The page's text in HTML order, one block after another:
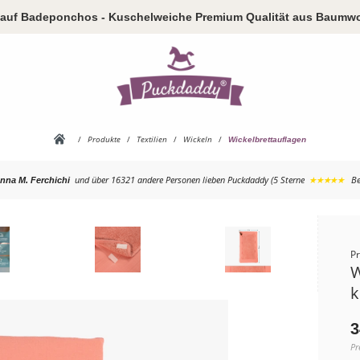
Badeponchos - Kuschelweiche Premium Qualität aus
/ Produkte / Textilien / Wickeln / Wickelbrettauflagen
M. Ferchichi und über 16321 andere Personen lieben Puckdaddy (5 Sterne ★★★★★